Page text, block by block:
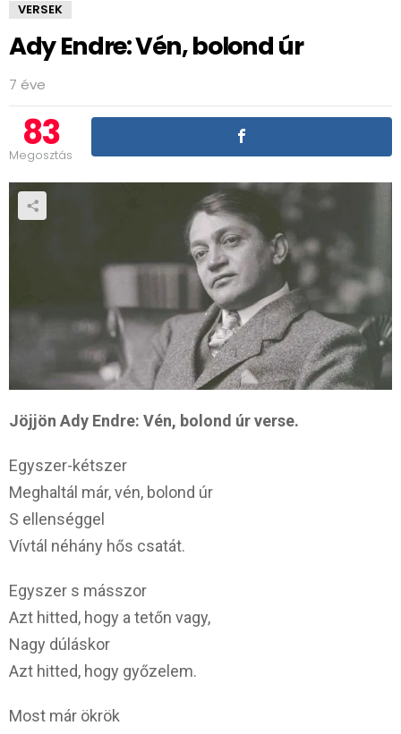
VERSEK
Ady Endre: Vén, bolond úr
7 éve
83
Megosztás
Jöjjön Ady Endre: Vén, bolond úr verse.
Egyszer-kétszer
Meghaltál már, vén, bolond úr
S ellenséggel
Vívtál néhány hős csatát.
Egyszer s másszor
Azt hitted, hogy a tetőn vagy,
Nagy dúláskor
Azt hitted, hogy győzelem.
Most már ökrök